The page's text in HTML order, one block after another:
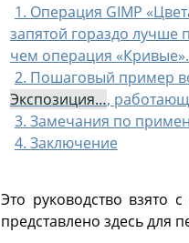
1. Операция GIMP
запятой гораздо лучше
чем операция «Кривые».
2. Пошаговый пример
Экспозиция…,
3. Замечания по
4. Заключение
Это руководство взято
представлено здесь для